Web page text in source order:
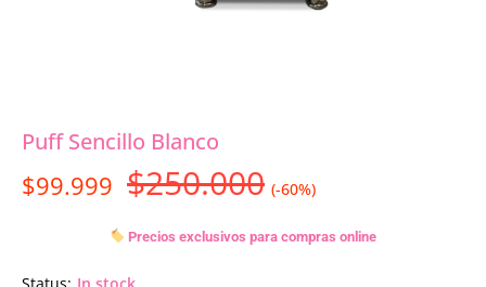
Puff Sencillo Blanco
$99.999 $250.000 (-60%)
Precios exclusivos para compras online